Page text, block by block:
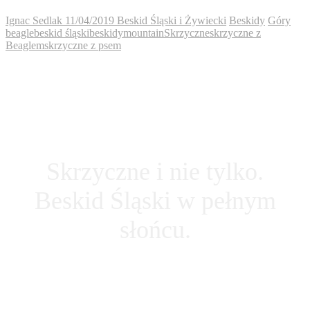
Ignac Sedlak 11/04/2019 Beskid Śląski i Żywiecki Beskidy Góry
beaglebeskid śląskibeskidymountainSkrzyczneskrzyczne z
Beaglemskrzyczne z psem